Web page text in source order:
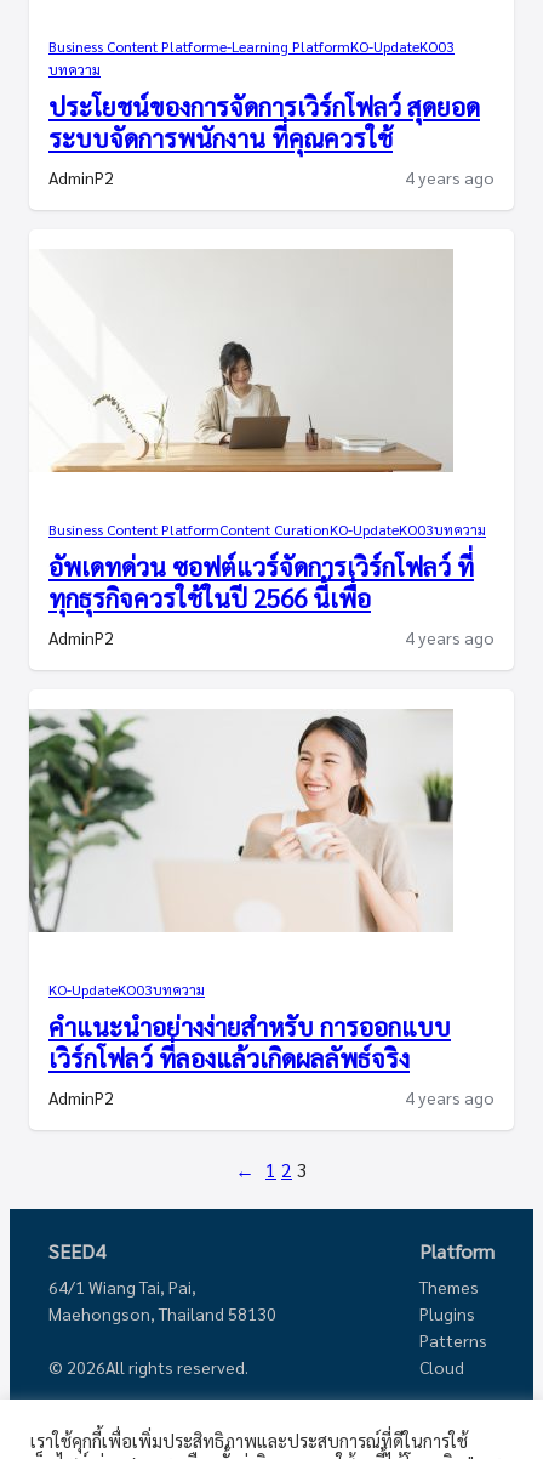
Business Content Platforme-Learning PlatformKO-UpdateKO03
บทความ
ประโยชน์ของการจัดการเวิร์กโฟลว์ สุดยอด
ระบบจัดการพนักงาน ที่คุณควรใช้
AdminP2 4 years ago
Business Content PlatformContent CurationKO-UpdateKO03บทความ
อัพเดทด่วน ซอฟต์แวร์จัดการเวิร์กโฟลว์ ที่
ทุกธุรกิจควรใช้ในปี 2566 นี้เพื่อ
AdminP2 4 years ago
KO-UpdateKO03บทความ
คำแนะนำอย่างง่ายสำหรับ การออกแบบ
เวิร์กโฟลว์ ที่ลองแล้วเกิดผลลัพธ์จริง
AdminP2 4 years ago
← 1 2 3
SEED4
64/1 Wiang Tai, Pai,
Maehongson, Thailand 58130
© 2026All rights reserved.
Platform
Themes
Plugins
Patterns
Cloud
Corporate Mission
เราใช้คุกกี้เพื่อเพิ่มประสิทธิภาพและประสบการณ์ที่ดีในการใช้